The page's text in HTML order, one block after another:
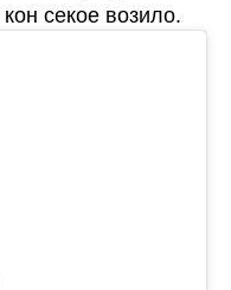
секое возило.